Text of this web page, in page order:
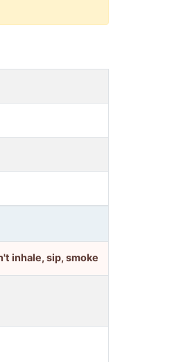
inhale, sip, smoke